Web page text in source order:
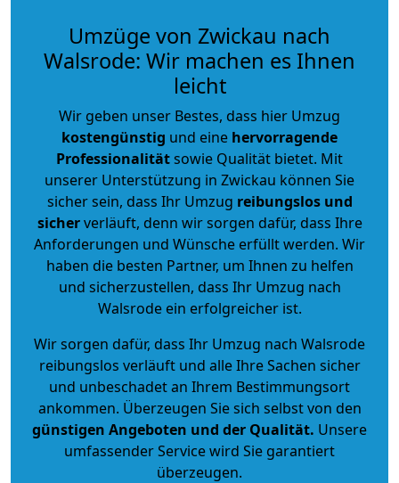
Umzüge von Zwickau nach
Walsrode: Wir machen es Ihnen
leicht
Wir geben unser Bestes, dass hier Umzug
kostengünstig und eine hervorragende
Professionalitätsowie Qualität bietet. Mit
unserer Unterstützung in Zwickau können Sie
sicher sein, dass Ihr Umzug reibungslos und
sicherverläuft, denn wir sorgen dafür, dass Ihre
Anforderungen und Wünsche erfüllt werden. Wir
haben die besten Partner, um Ihnen zu helfen
und sicherzustellen, dass Ihr Umzug nach
Walsrode ein erfolgreicher ist.
Wir sorgen dafür, dass Ihr Umzug nach Walsrode
reibungslos verläuft und alle Ihre Sachen sicher
und unbeschadet an Ihrem Bestimmungsort
ankommen. Überzeugen Sie sich selbst von den
günstigen Angeboten und der Qualität. Unsere
umfassender Service wird Sie garantiert
überzeugen.